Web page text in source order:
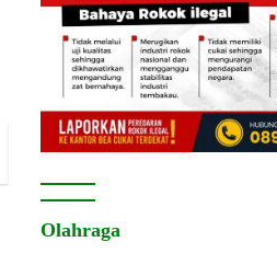
Olahraga